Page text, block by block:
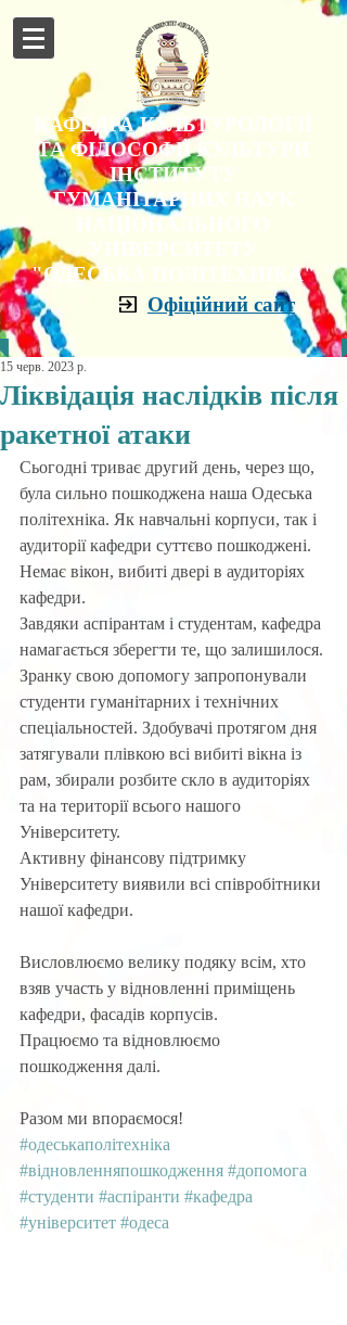
КАФЕДРА КУЛЬТУРОЛОГІЇ
ТА ФІЛОСОФІЇ КУЛЬТУРИ
ІНСТИТУТУ
ГУМАНІТАРНИХ НАУК
НАЦІОНАЛЬНОГО
"ОДЕСЬКА ПОЛІТЕХНІКА"
Офіційний сайт
Ліквідація наслідків після
ракетної атаки
15 черв. 2023 р.
Сьогодні триває другий день, через що,
була сильно пошкоджена наша Одеська
політехніка. Як навчальні корпуси, так і
аудиторії кафедри суттєво пошкоджені.
Немає вікон, вибиті двері в аудиторіях
кафедри.
Завдяки аспірантам і студентам, кафедра
намагається зберегти те, що залишилося.
Зранку свою допомогу запропонували
студенти гуманітарних і технічних
спеціальностей. Здобувачі протягом дня
затягували плівкою всі вибиті вікна із
рам, збирали розбите скло в аудиторіях
та на території всього нашого
Університету.
Активну фінансову підтримку
Університету виявили всі співробітники
нашої кафедри.
Висловлюємо велику подяку всім, хто
взяв участь у відновленні приміщень
кафедри, фасадів корпусів.
Працюємо та відновлюємо
пошкодження далі.
Разом ми впораємося!
#одеськаполітехніка
#відновленняпошкодження #допомога
#студенти #аспіранти #кафедра
#університет #одеса